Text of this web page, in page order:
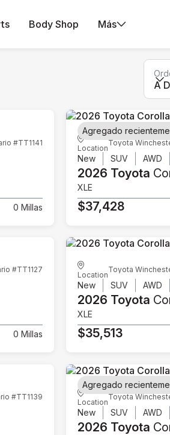
Body Shop Más
A
#TT1141
0 Millas
Location
Toyota
New SUV AWD
2026 Toyota
XLE
$37,428
Agregado
#TT1127
0 Millas
Location
Toyota
New SUV AWD
2026 Toyota
XLE
$35,513
#TT1139
Location
Toyota
New SUV AWD
2026 Toyota
Agregado